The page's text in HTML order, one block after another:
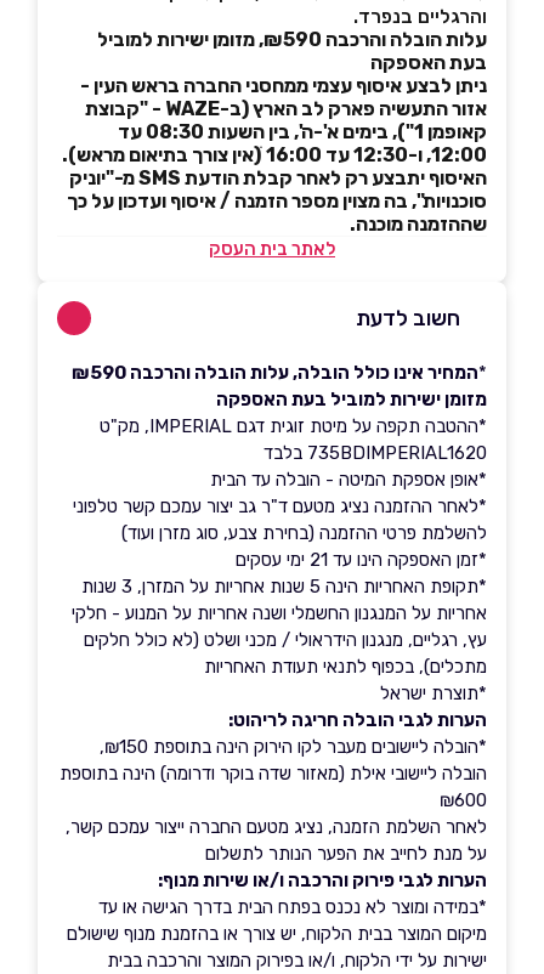
והרגליים בנפרד.
עלות הובלה והרכבה ₪590, מזומן ישירות למוביל
בעת האספקה
ניתן לבצע איסוף עצמי ממחסני החברה בראש העין -
אזור התעשיה פארק לב הארץ (ב-WAZE - "קבוצת
קאופמן 1"), בימים א'-ה', בין השעות 08:30 עד
12:00, ו-12:30 עד 16:00 ׁ(אין צורך בתיאום מראש).
האיסוף יתבצע רק לאחר קבלת הודעת SMS מ-"יוניק
סוכנויות", בה מצוין מספר הזמנה / איסוף ועדכון על כך
שההזמנה מוכנה.
לאתר בית העסק
חשוב לדעת
*
המחיר אינו כולל הובלה, עלות הובלה והרכבה ₪590
מזומן ישירות למוביל בעת האספקה
*ההטבה תקפה על מיטת זוגית דגם IMPERIAL, מק"ט
735BDIMPERIAL1620 בלבד
*אופן אספקת המיטה - הובלה עד הבית
*לאחר ההזמנה נציג מטעם ד"ר גב יצור עמכם קשר טלפוני
להשלמת פרטי ההזמנה (בחירת צבע, סוג מזרן ועוד)
*זמן האספקה הינו עד 21 ימי עסקים
*תקופת האחריות הינה 5 שנות אחריות על המזרן, 3 שנות
אחריות על המנגנון החשמלי ושנה אחריות על המנוע - חלקי
עץ, רגליים, מנגנון הידראולי / מכני ושלט (לא כולל חלקים
מתכלים), בכפוף לתנאי תעודת האחריות
*תוצרת ישראל
הערות לגבי הובלה חריגה לריהוט:
*הובלה ליישובים מעבר לקו הירוק הינה בתוספת ₪150,
הובלה ליישובי אילת (מאזור שדה בוקר ודרומה) הינה בתוספת
₪600
לאחר השלמת הזמנה, נציג מטעם החברה ייצור עמכם קשר,
על מנת לחייב את הפער הנותר לתשלום
הערות לגבי פירוק והרכבה ו/או שירות מנוף:
*במידה ומוצר לא נכנס בפתח הבית בדרך הגישה או עד
מיקום המוצר בבית הלקוח, יש צורך או בהזמנת מנוף שישולם
ישירות על ידי הלקוח, ו/או בפירוק המוצר והרכבה בבית